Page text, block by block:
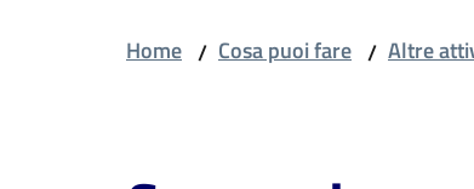
Home / Cosa puoi fare / Altre